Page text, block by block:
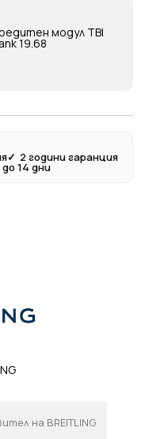
✓ 2 години гаранция
14 дни
на BREITLING